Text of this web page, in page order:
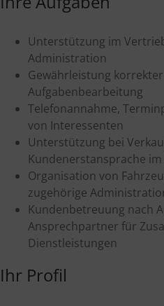
Unterstützung im
Administration
Gewährleistung
Aufgabenbearbeitung
Telefonannahme,
von Interessenten
Unterstützung bei
Kundenerstansprache
Organisation von
zugehörige
Kundenbetreuung nach
Ansprechpartner für
Dienstleistungen
Ihr Profil